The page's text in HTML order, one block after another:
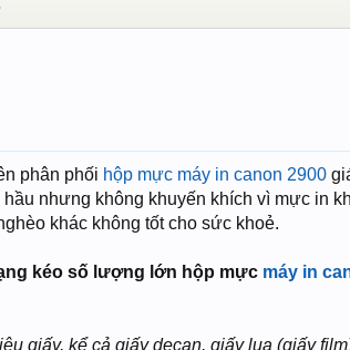
phân phối hộp mực máy in canon 2900
nhưng không khuyến khích vì mực in
khác không tốt cho sức khoẻ.
kéo số lượng lớn hộp mực máy in
giấy, kể cả giấy decan, giấy lụa (giấy